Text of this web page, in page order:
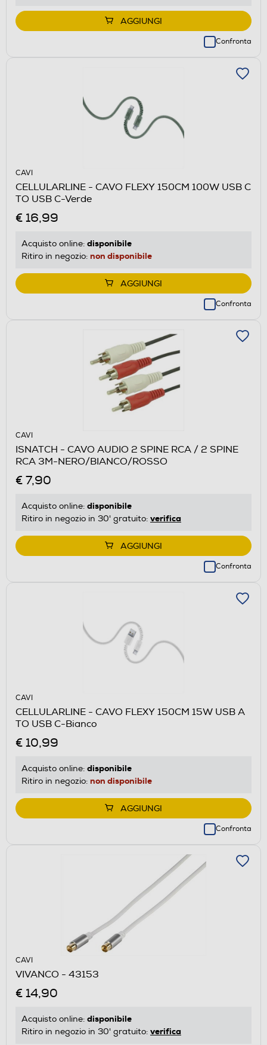
AGGIUNGI
Confronta
CAVI
CELLULARLINE - CAVO FLEXY 150CM 100W USB C
TO USB C-Verde
€ 16,99
Acquisto online: disponibile
Ritiro in negozio: non disponibile
AGGIUNGI
Confronta
CAVI
ISNATCH - CAVO AUDIO 2 SPINE RCA / 2 SPINE
RCA 3M-NERO/BIANCO/ROSSO
€ 7,90
Acquisto online: disponibile
Ritiro in negozio in 30' gratuito: verifica
AGGIUNGI
Confronta
CAVI
CELLULARLINE - CAVO FLEXY 150CM 15W USB A
TO USB C-Bianco
€ 10,99
Acquisto online: disponibile
Ritiro in negozio: non disponibile
AGGIUNGI
Confronta
CAVI
VIVANCO - 43153
€ 14,90
Acquisto online: disponibile
Ritiro in negozio in 30' gratuito: verifica